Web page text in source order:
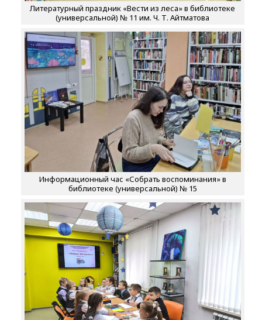
Литературный праздник «Вести из леса» в библиотеке
(универсальной) № 11 им. Ч. Т. Айтматова
Информационный час «Собрать воспоминания» в
библиотеке (универсальной) № 15